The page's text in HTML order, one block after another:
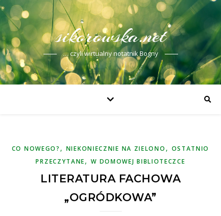
sikorowska.net
… czyli wirtualny notatnik Bogny
CO NOWEGO? , NIEKONIECZNIE NA ZIELONO , OSTATNIO
PRZECZYTANE,W DOMOWEJ BIBLIOTECZCE
LITERATURA FACHOWA
„OGRÓDKOWA”